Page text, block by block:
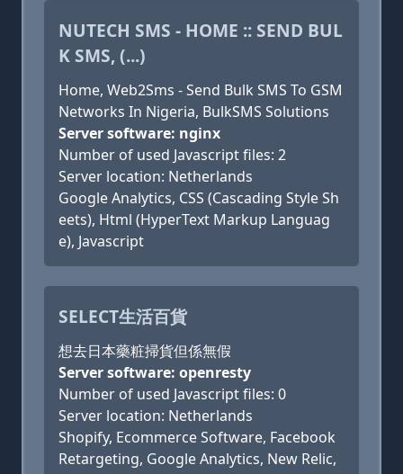
NUTECH SMS - HOME :: SEND BUL
K SMS, (...)
Home, Web2Sms - Send Bulk SMS To GSM
Networks In Nigeria, BulkSMS Solutions
Server software: nginx
Number of used Javascript files: 2
Server location: Netherlands
Google Analytics, CSS (Cascading Style Sh
eets), Html (HyperText Markup Languag
e), Javascript
SELECT生活百貨
想去日本藥粧掃貨但係無假
Server software: openresty
Number of used Javascript files: 0
Server location: Netherlands
Shopify, Ecommerce Software, Facebook
Retargeting, Google Analytics, New Relic,